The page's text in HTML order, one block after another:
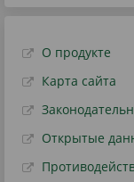
О продукте
Карта сайта
Открытые